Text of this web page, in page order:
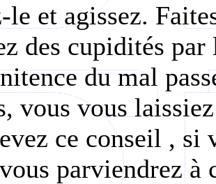
le et agissez.
des cupidités par
du mal
vous vous
ce conseil , si
parviendrez à